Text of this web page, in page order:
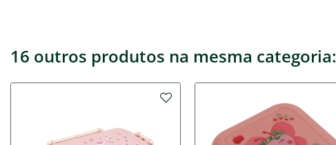
16 outros produtos na mesma categoria: